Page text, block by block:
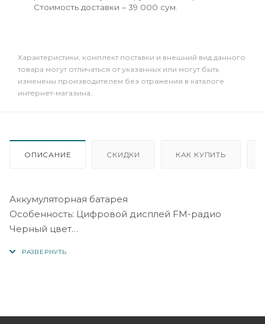
Стоимость доставки – 39 000 сум.
Xарактеристики, комплект поставки и внешний вид данного
товара могут отличаться от указанных или могут быть
изменены производителем без отражения в каталоге
интернет-магазина.
ОПИСАНИЕ СКИДКИ КАК КУПИТЬ
Аккумуляторная батарея
Особенность: Цифровой дисплей FM-радио
Черный цвет
Материал: АБС-пластик